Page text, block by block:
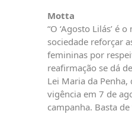
Motta
“O ‘Agosto Lilás’ é
sociedade reforçar
femininas por
reafirmação se dá
Lei Maria da
vigência em 7 de
campanha. Basta